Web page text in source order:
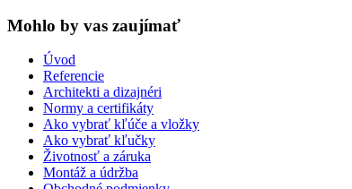
Mohlo by vas zaujímať
Úvod
Referencie
Architekti a dizajnéri
Normy a certifikáty
Ako vybrať kľúče a vložky
Ako vybrať kľučky
Životnosť a záruka
Montáž a údržba